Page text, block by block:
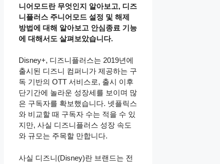
니어모드란 무엇인지 알아보고, 디즈
니플러스 주니어모드 설정 및 해제
방법에 대해 알아보고 안심종료 기능
에 대해서도 살펴보았습니다.
Disney+, 디즈니플러스는 2019년에
출시된 디즈니 컴퍼니가 제공하는 구
독 기반의 OTT 서비스로, 출시 이후
단기간에 놀라운 성장세를 보이며 많
은 구독자를 확보했습니다. 넷플릭스
와 비교할 때 구독자 수는 적을 수 있
지만, 사실 디즈니플러스 성장 속도
와 규모는 주목할 만합니다.
사실 디즈니(Disney)란 브랜드는 전